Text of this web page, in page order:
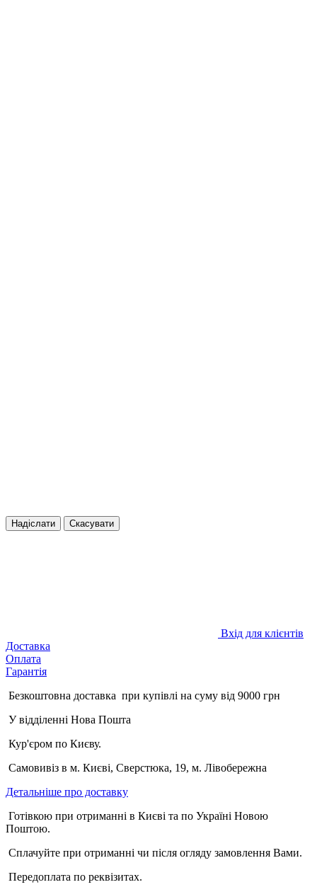
Надіслати Скасувати
Вхід для клієнтів
Доставка
Оплата
Гарантія
Безкоштовна доставка при купівлі на суму від 9000 грн
У відділенні Нова Пошта
Кур'єром по Києву.
Самовивіз в м. Києві, Сверстюка, 19, м. Лівобережна
Детальніше про доставку
Готівкою при отриманні в Києві та по Україні Новою
Поштою.
Сплачуйте при отриманні чи після огляду замовлення Вами.
Передоплата по реквізитах.